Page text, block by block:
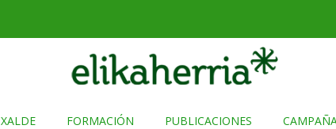
FORMACIÓN PUBLICACIONES